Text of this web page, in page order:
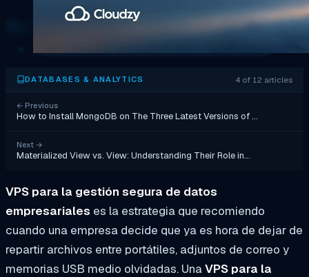
DATABASES & ANALYTICS 4 of 12 articles
← Previous
How to Install MongoDB on The Three Latest Versions of …
Next →
Materialized View vs. View: Understanding Their Role in…
VPS para la gestión segura de datos
empresariales es la estrategia que recomiendo
cuando una empresa decide que ya es hora de dejar de
repartir archivos entre portátiles, adjuntos de correo y
memorias USB medio olvidadas. UnaVPS para la